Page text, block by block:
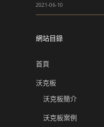
2021-06-10
網站目錄
首頁
沃克板
沃克板簡介
沃克板案例